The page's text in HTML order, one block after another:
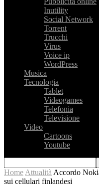
Inutility
Social Network
Torrent
Trucchi
Virus
Voice ip
WordPress
Musica
Tecnologia
Tablet
Videogames
Telefonia
Televisione
Video
Cartoons
Youtube
Home Attualità Accordo
sui cellulari finlandesi